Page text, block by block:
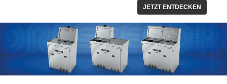
JETZT ENTDECKEN